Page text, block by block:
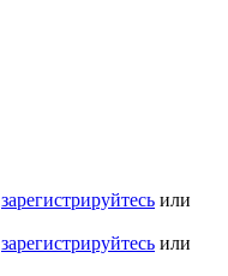
зарегистрируйтесь или
зарегистрируйтесь или